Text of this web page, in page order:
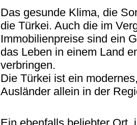
Das gesunde Klima, die
die Türkei. Auch die im
Immobilienpreise sind ein
das Leben in einem Land
verbringen.
Die Türkei ist ein
Ausländer allein in der